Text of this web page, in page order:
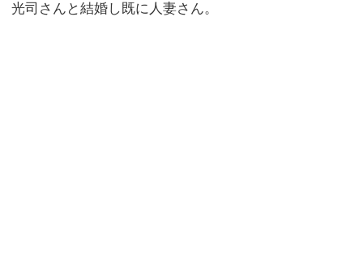
光司さんと結婚し既に人妻さん。